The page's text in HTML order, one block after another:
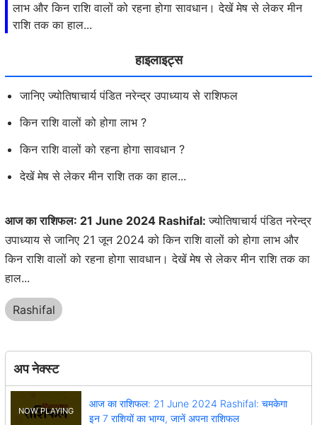
लाभ और किन राशि वालों को रहना होगा सावधान। देखें मेष से लेकर मीन
राशि तक का हाल...
हाइलाइट्स
जानिए ज्योतिषाचार्य पंडित नरेन्द्र उपाध्याय से राशिफल
किन राशि वालों को होगा लाभ ?
किन राशि वालों को रहना होगा सावधान ?
देखें मेष से लेकर मीन राशि तक का हाल...
आज का राशिफल: 21 June 2024 Rashifal:ज्योतिषाचार्य पंडित नरेन्द्र
उपाध्याय से जानिए 21 जून 2024 को किन राशि वालों को होगा लाभ और
किन राशि वालों को रहना होगा सावधान। देखें मेष से लेकर मीन राशि तक का
हाल...
Rashifal
अप नेक्स्ट
आज का राशिफल: 21 June 2024 Rashifal: चमकेगा
इन 7 राशियों का भाग्य, जानें अपना राशिफल